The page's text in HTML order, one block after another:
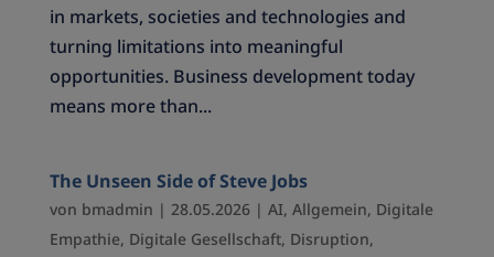
in markets, societies and technologies and
turning limitations into meaningful
opportunities. Business development today
means more than...
The Unseen Side of Steve Jobs
von bmadmin | 28.05.2026| AI, Allgemein, Digitale
Empathie, Digitale Gesellschaft, Disruption,